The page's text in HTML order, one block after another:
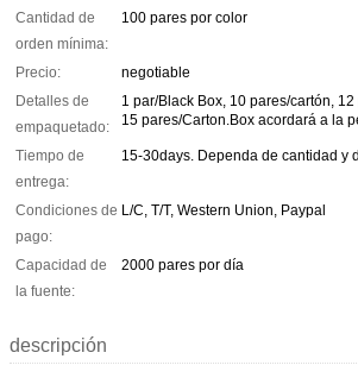
Cantidad de
orden mínima:
100 pares por color
Precio:
negotiable
Detalles de
empaquetado:
1 par/Black Box, 10 pares/cartón,
15 pares/Carton.Box acordará a la
Tiempo de
entrega:
15-30days. Dependa de cantidad y
Condiciones de
pago:
L/C, T/T, Western Union, Paypal
Capacidad de
la fuente:
2000 pares por día
descripción